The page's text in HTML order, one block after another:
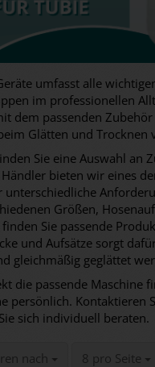
umfasst alle
im professionellen
dem passenden
Glätten und
Sie eine Auswahl an
bieten wir eines
Größen,
Sie passende
und Aufsätze sorgt
gleichmäßig geglättet
die passende Maschine
persönlich. Kontaktieren
sich individuell beraten.
nach
nach 8 pro Seite
pro Seite